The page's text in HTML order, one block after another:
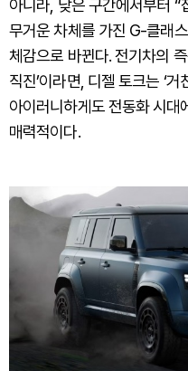
아니라, 낮은 구간에서부터 “
무거운 차체를 가진 G-클래
체감으로 바뀐다. 전기차의
직진’이라면, 디젤 토크는 ‘
아이러니하게도 전동화 시대
매력적이다.